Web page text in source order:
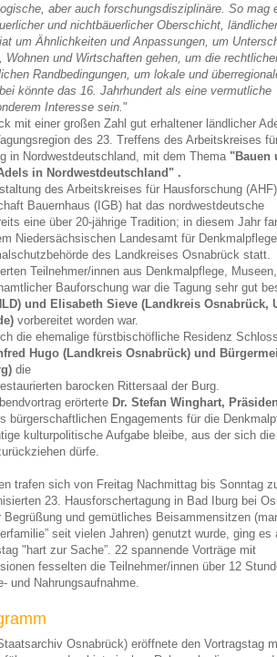
aber auch forschungsdisziplinäre. So mag
und nichtbäuerlicher Oberschicht,
um Ähnlichkeiten und Anpassungen, um
und Wirtschaften gehen, um die
Randbedingungen, um lokale und
könnte das 16. Jahrhundert als eine vermutliche
Interesse sein. "
mit einer großen Zahl gut erhaltener ländlicher
des 23. Treffens des Arbeitskreises
in Nordwestdeutschland, mit dem Thema "Bauen
in Nordwestdeutschland" .
des Arbeitskreises für Hausforschung
Bauernhaus (IGB) hat das nordwestdeutsche
eine über 20-jährige Tradition; in diesem Jahr
Niedersächsischen Landesamt für
des Landkreises Osnabrück statt.
Teilnehmer/innen aus Denkmalpflege, Museen,
Bauforschung war die Tagung sehr gut
und Elisabeth Sieve (Landkreis Osnabrück,
vorbereitet worden war.
die ehemalige fürstbischöfliche Residenz
Hugo (Landkreis Osnabrück) und
die
barocken Rittersaal der Burg.
erörterte Dr. Stefan Winghart,
bürgerschaftlichen Engagements für die
kulturpolitische Aufgabe bleibe, aus der sich die
dürfe.
trafen sich von Freitag Nachmittag bis Sonntag
23. Hausforschertagung in Bad Iburg bei
Begrüßung und gemütliches Beisammensitzen
seit vielen Jahren) genutzt wurde, ging es
"hart zur Sache”. 22 spannende Vorträge mit
fesselten die Teilnehmer/innen über 12
und Nahrungsaufnahme.
Osnabrück) eröffnete den Vortragstag